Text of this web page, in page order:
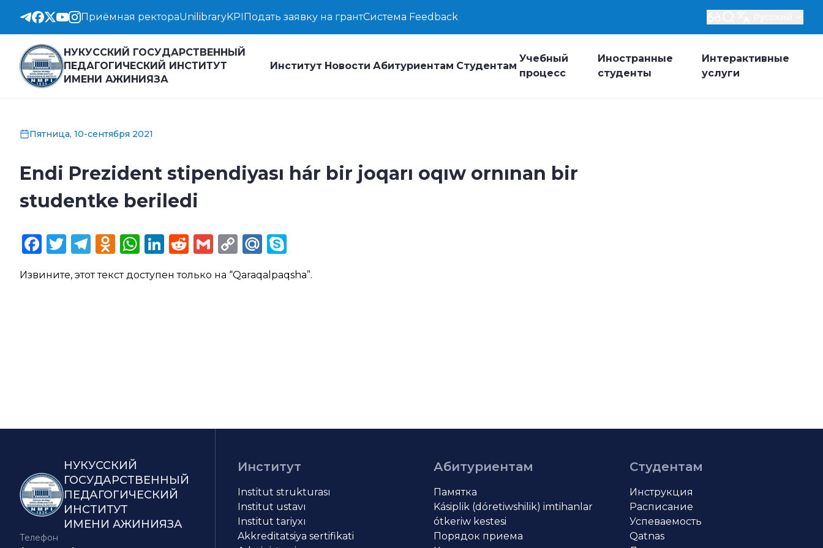
Приёмная ректораUnilibraryKPIПодать заявку на грантСистема Feedback
НУКУССКИЙ ГОСУДАРСТВЕННЫЙ
ПЕДАГОГИЧЕСКИЙ ИНСТИТУТ
ИМЕНИ АЖИНИЯЗА
Институт Новости Абитуриентам Студентам
Учебный
процесс
Иностранные
студенты
Интерактивные
услуги
Пятница, 10-сентября 2021
Endi Prezident stipendiyası hár bir joqarı oqıw ornınan bir
studentke beriledi
Facebook
Twitter
Telegram
Odnoklassniki
WhatsApp
LinkedIn
Reddit
Gmail
CopyMail.Ru
Извините, этот текст доступен только на “Qaraqalpaqsha”.
НУКУССКИЙ
ГОСУДАРСТВЕННЫЙ
ПЕДАГОГИЧЕСКИЙ
ИНСТИТУТ
ИМЕНИ АЖИНИЯЗА
Телефон
Институт
Institut strukturası
Institut ustavı
Institut tariyxı
Akkreditatsiya sertifikati
Абитуриентам
Памятка
Kásiplik (dóretiwshilik) imtihanlar
ótkeriw kestesi
Порядок приема
Студентам
Инструкция
Расписание
Успеваемость
Qatnas